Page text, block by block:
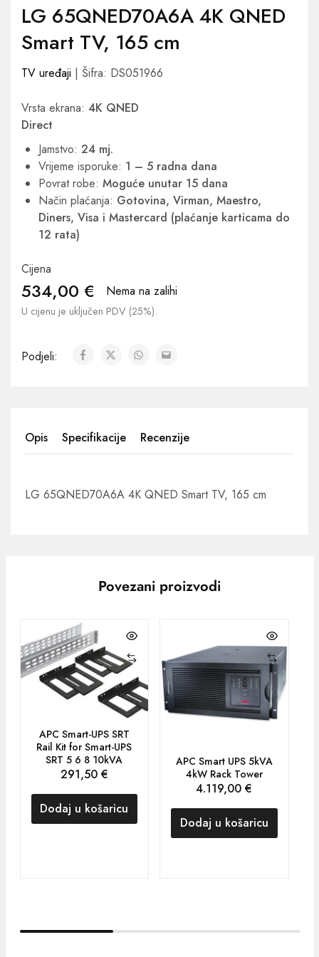
LG 65QNED70A6A 4K QNED
Smart TV, 165 cm
TV uređaji | Šifra: DS051966
Vrsta ekrana: 4K QNED
Direct
Jamstvo: 24 mj.
Vrijeme isporuke: 1 – 5 radna dana
Povrat robe: Moguće unutar 15 dana
Način plaćanja: Gotovina, Virman, Maestro,
Diners, Visa i Mastercard (plaćanje karticama do
12 rata)
Cijena
534,00 € Nema na zalihi
U cijenu je uključen PDV (25%).
Podjeli:
Opis Specifikacije Recenzije
LG 65QNED70A6A 4K QNED Smart TV, 165 cm
Povezani proizvodi
APC Smart-UPS SRT
Rail Kit for Smart-UPS
SRT 5 6 8 10kVA
291,50 €
Dodaj u košaricu
APC Smart UPS 5kVA
4kW Rack Tower
4.119,00€
Dodaj u košaricu